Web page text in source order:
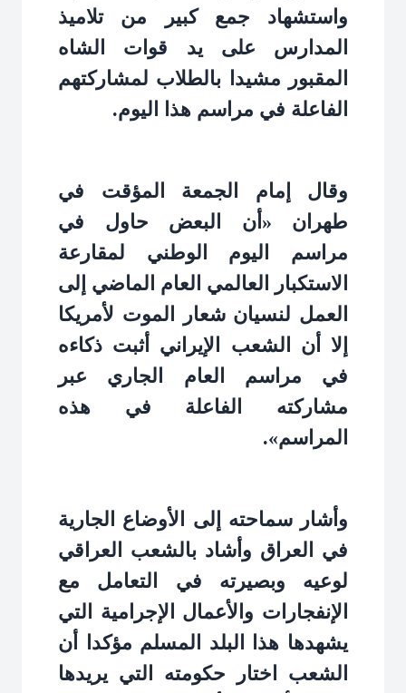
واستشهاد جمع كبير من تلاميذ
المدارس على يد قوات الشاه
المقبور مشيدا بالطلاب لمشاركتهم
الفاعلة في مراسم هذا اليوم.
وقال إمام الجمعة المؤقت في
طهران «أن البعض حاول في
مراسم اليوم الوطني لمقارعة
الاستكبار العالمي العام الماضي إلى
العمل لنسيان شعار الموت لأمريكا
إلا أن الشعب الإيراني أثبت ذكاءه
في مراسم العام الجاري عبر
مشاركته الفاعلة في هذه
المراسم».
وأشار سماحته إلى الأوضاع الجارية
في العراق وأشاد بالشعب العراقي
لوعيه وبصيرته في التعامل مع
الإنفجارات والأعمال الإجرامية التي
يشهدها هذا البلد المسلم مؤكدا أن
الشعب اختار حكومته التي يريدها